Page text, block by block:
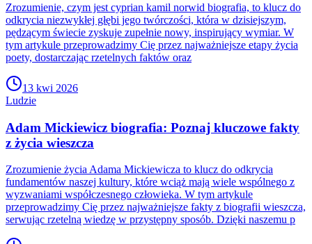
Zrozumienie, czym jest cyprian kamil norwid biografia, to klucz do
odkrycia niezwykłej głębi jego twórczości, która w dzisiejszym,
pędzącym świecie zyskuje zupełnie nowy, inspirujący wymiar. W
tym artykule przeprowadzimy Cię przez najważniejsze etapy życia
poety, dostarczając rzetelnych faktów oraz
13 kwi 2026
Ludzie
Adam Mickiewicz biografia: Poznaj kluczowe fakty
z życia wieszcza
Zrozumienie życia Adama Mickiewicza to klucz do odkrycia
fundamentów naszej kultury, które wciąż mają wiele wspólnego z
wyzwaniami współczesnego człowieka. W tym artykule
przeprowadzimy Cię przez najważniejsze fakty z biografii wieszcza,
serwując rzetelną wiedzę w przystępny sposób. Dzięki naszemu p